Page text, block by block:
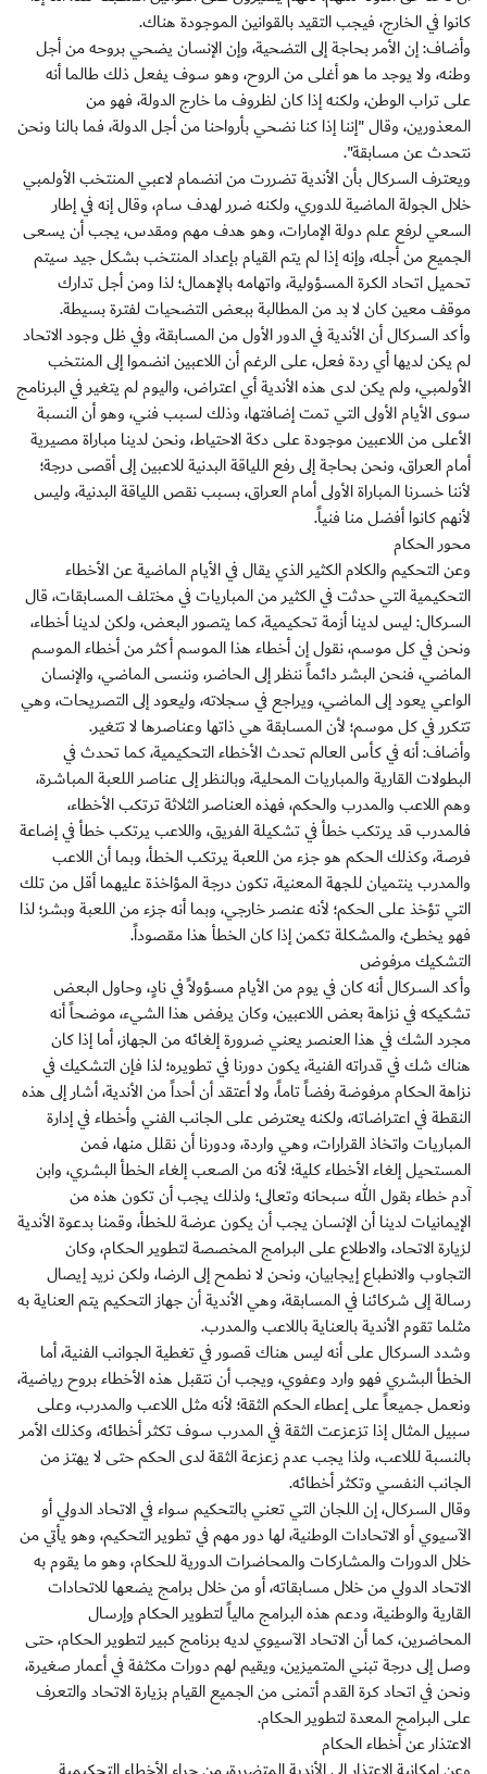
كانوا في الخارج، فيجب التقيد بالقوانين الموجودة هناك.
وأضاف: إن الأمر بحاجة إلى التضحية، وإن الإنسان يضحي بروحه من أجل
وطنه، ولا يوجد ما هو أغلى من الروح، وهو سوف يفعل ذلك طالما أنه
على تراب الوطن، ولكنه إذا كان لظروف ما خارج الدولة، فهو من
المعذورين، وقال "إننا إذا كنا نضحي بأرواحنا من أجل الدولة، فما بالنا ونحن
نتحدث عن مسابقة".
ويعترف السركال بأن الأندية تضررت من انضمام لاعبي المنتخب الأولمبي
خلال الجولة الماضية للدوري، ولكنه ضرر لهدف سام، وقال إنه في إطار
السعي لرفع علم دولة الإمارات، وهو هدف مهم ومقدس، يجب أن يسعى
الجميع من أجله، وإنه إذا لم يتم القيام بإعداد المنتخب بشكل جيد سيتم
تحميل اتحاد الكرة المسؤولية، واتهامه بالإهمال؛ لذا ومن أجل تدارك
موقف معين كان لا بد من المطالبة ببعض التضحيات لفترة بسيطة.
وأكد السركال أن الأندية في الدور الأول من المسابقة، وفي ظل وجود الاتحاد
لم يكن لديها أي ردة فعل، على الرغم أن اللاعبين انضموا إلى المنتخب
الأولمبي، ولم يكن لدى هذه الأندية أي اعتراض، واليوم لم يتغير في البرنامج
سوى الأيام الأولى التي تمت إضافتها، وذلك لسبب فني، وهو أن النسبة
الأعلى من اللاعبين موجودة على دكة الاحتياط، ونحن لدينا مباراة مصيرية
أمام العراق، ونحن بحاجة إلى رفع اللياقة البدنية للاعبين إلى أقصى درجة؛
لأننا خسرنا المباراة الأولى أمام العراق، بسبب نقص اللياقة البدنية، وليس
لأنهم كانوا أفضل منا فنياً.
محور الحكام
وعن التحكيم والكلام الكثير الذي يقال في الأيام الماضية عن الأخطاء
التحكيمية التي حدثت في الكثير من المباريات في مختلف المسابقات، قال
السركال: ليس لدينا أزمة تحكيمية، كما يتصور البعض، ولكن لدينا أخطاء،
ونحن في كل موسم، نقول إن أخطاء هذا الموسم أكثر من أخطاء الموسم
الماضي، فنحن البشر دائماً ننظر إلى الحاضر، وننسى الماضي، والإنسان
الواعي يعود إلى الماضي، ويراجع في سجلاته، وليعود إلى التصريحات، وهي
تتكرر في كل موسم؛ لأن المسابقة هي ذاتها وعناصرها لا تتغير.
وأضاف: أنه في كأس العالم تحدث الأخطاء التحكيمية، كما تحدث في
البطولات القارية والمباريات المحلية، وبالنظر إلى عناصر اللعبة المباشرة،
وهم اللاعب والمدرب والحكم، فهذه العناصر الثلاثة ترتكب الأخطاء،
فالمدرب قد يرتكب خطأ في تشكيلة الفريق، واللاعب يرتكب خطأ في إضاعة
فرصة، وكذلك الحكم هو جزء من اللعبة يرتكب الخطأ، وبما أن اللاعب
والمدرب ينتميان للجهة المعنية، تكون درجة المؤاخذة عليهما أقل من تلك
التي تؤخذ على الحكم؛ لأنه عنصر خارجي، وبما أنه جزء من اللعبة وبشر؛ لذا
فهو يخطئ، والمشكلة تكمن إذا كان الخطأ هذا مقصوداً.
التشكيك مرفوض
وأكد السركال أنه كان في يوم من الأيام مسؤولاً في نادٍ، وحاول البعض
تشكيكه في نزاهة بعض اللاعبين، وكان يرفض هذا الشيء، موضحاً أنه
مجرد الشك في هذا العنصر يعني ضرورة إلغائه من الجهاز، أما إذا كان
هناك شك في قدراته الفنية، يكون دورنا في تطويره؛ لذا فإن التشكيك في
نزاهة الحكام مرفوضة رفضاً تاماً، ولا أعتقد أن أحداً من الأندية، أشار إلى هذه
النقطة في اعتراضاته، ولكنه يعترض على الجانب الفني وأخطاء في إدارة
المباريات واتخاذ القرارات، وهي واردة، ودورنا أن نقلل منها، فمن
المستحيل إلغاء الأخطاء كلية؛ لأنه من الصعب إلغاء الخطأ البشري، وابن
آدم خطاء بقول الله سبحانه وتعالى؛ ولذلك يجب أن تكون هذه من
الإيمانيات لدينا أن الإنسان يجب أن يكون عرضة للخطأ، وقمنا بدعوة الأندية
لزيارة الاتحاد، والاطلاع على البرامج المخصصة لتطوير الحكام، وكان
التجاوب والانطباع إيجابيان، ونحن لا نطمح إلى الرضا، ولكن نريد إيصال
رسالة إلى شركائنا في المسابقة، وهي الأندية أن جهاز التحكيم يتم العناية به
مثلما تقوم الأندية بالعناية باللاعب والمدرب.
وشدد السركال على أنه ليس هناك قصور في تغطية الجوانب الفنية، أما
الخطأ البشري فهو وارد وعفوي، ويجب أن نتقبل هذه الأخطاء بروح رياضية،
ونعمل جميعاً على إعطاء الحكم الثقة؛ لأنه مثل اللاعب والمدرب، وعلى
سبيل المثال إذا تزعزعت الثقة في المدرب سوف تكثر أخطائه، وكذلك الأمر
بالنسبة لللاعب، ولذا يجب عدم زعزعة الثقة لدى الحكم حتى لا يهتز من
الجانب النفسي وتكثر أخطائه.
وقال السركال، إن اللجان التي تعني بالتحكيم سواء في الاتحاد الدولي أو
الآسيوي أو الاتحادات الوطنية، لها دور مهم في تطوير التحكيم، وهو يأتي من
خلال الدورات والمشاركات والمحاضرات الدورية للحكام، وهو ما يقوم به
الاتحاد الدولي من خلال مسابقاته، أو من خلال برامج يضعها للاتحادات
القارية والوطنية، ودعم هذه البرامج مالياً لتطوير الحكام وإرسال
المحاضرين، كما أن الاتحاد الآسيوي لديه برنامج كبير لتطوير الحكام، حتى
وصل إلى درجة تبني المتميزين، ويقيم لهم دورات مكثفة في أعمار صغيرة،
ونحن في اتحاد كرة القدم أتمنى من الجميع القيام بزيارة الاتحاد والتعرف
على البرامج المعدة لتطوير الحكام.
الاعتذار عن أخطاء الحكام